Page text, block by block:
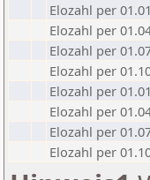
Elozahl per
Elozahl per
Elozahl per
Elozahl per
Elozahl per
Elozahl per
Elozahl per
Elozahl per